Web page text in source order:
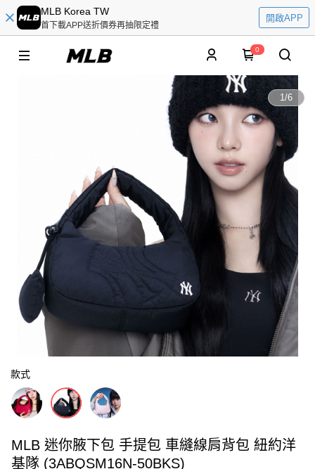
MLB Korea TW
首下載APP送折價券再抽限定禮
開啟APP
0
1/6
款式
MLB 迷你腋下包 手提包 車縫線肩背包 紐約洋
基隊 (3ABQSM16N-50BKS)